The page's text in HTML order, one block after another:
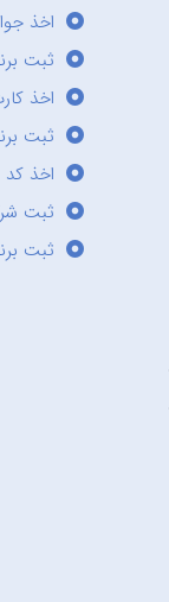
اخذ
ثبت
اخذ
ثبت
اخذ کد
ثبت
ثبت